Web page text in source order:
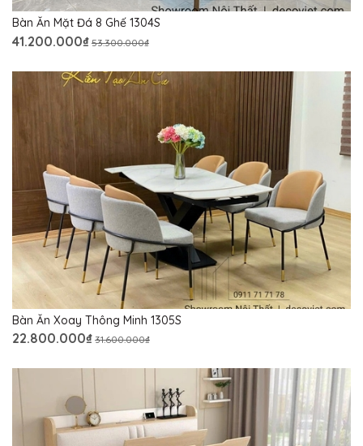
Bàn Ăn Mặt Đá 8 Ghế 1304S
41.200.000₫ 53.300.000₫
Bàn Ăn Xoay Thông Minh 1305S
22.800.000₫ 31.600.000₫